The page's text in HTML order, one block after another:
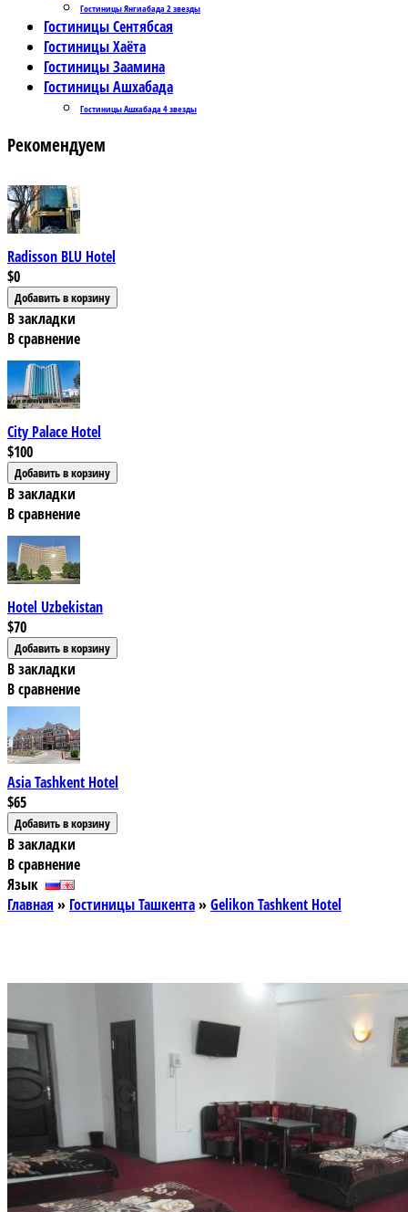
Гостиницы Янгиабада 2 звезды
Гостиницы Сентябсая
Гостиницы Хаёта
Гостиницы Заамина
Гостиницы Ашхабада
Гостиницы Ашхабада 4 звезды
Рекомендуем
Radisson BLU Hotel
$0
В закладки
В сравнение
City Palace Hotel
$100
В закладки
В сравнение
Hotel Uzbekistan
$70
В закладки
В сравнение
Asia Tashkent Hotel
$65
В закладки
В сравнение
Язык
Главная » Гостиницы Ташкента»Gelikon Tashkent Hotel